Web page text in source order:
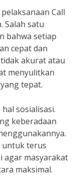
Call
Salah satu
bahwa setiap
cepat dan
akurat atau
menyulitkan
tepat.
sosialisasi.
keberadaan
untuk terus
agar masyarakat
maksimal.